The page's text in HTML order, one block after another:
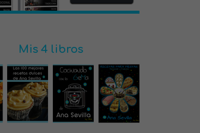
Mis 4 libros